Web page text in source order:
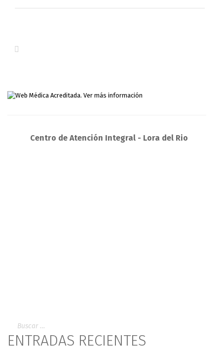
Centro de Atención Integral - Lora del Rio
ENTRADAS RECIENTES